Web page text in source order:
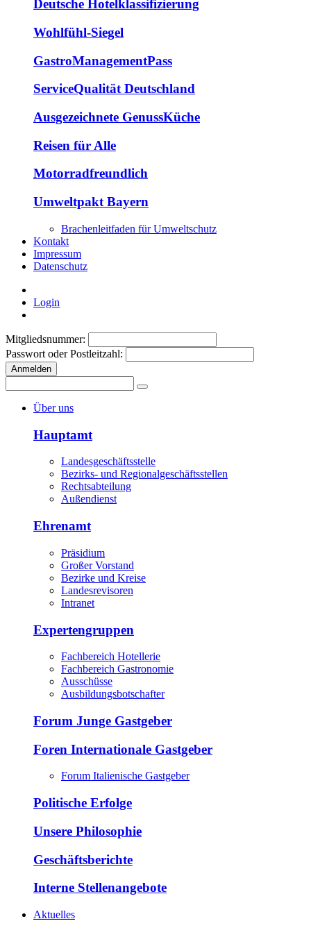
Deutsche Hotelklassifizierung
Wohlfühl-Siegel
GastroManagementPass
ServiceQualität Deutschland
Ausgezeichnete GenussKüche
Reisen für Alle
Motorradfreundlich
Umweltpakt Bayern
Brachenleitfaden für Umweltschutz
Kontakt
Impressum
Datenschutz
Login
Mitgliedsnummer:
Passwort oder Postleitzahl:
Anmelden
Über uns
Hauptamt
Landesgeschäftsstelle
Bezirks- und Regionalgeschäftsstellen
Rechtsabteilung
Außendienst
Ehrenamt
Präsidium
Großer Vorstand
Bezirke und Kreise
Landesrevisoren
Intranet
Expertengruppen
Fachbereich Hotellerie
Fachbereich Gastronomie
Ausschüsse
Ausbildungsbotschafter
Forum Junge Gastgeber
Foren Internationale Gastgeber
Forum Italienische Gastgeber
Politische Erfolge
Unsere Philosophie
Geschäftsberichte
Interne Stellenangebote
Aktuelles